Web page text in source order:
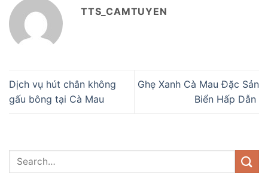
TTS_CAMTUYEN
Dịch vụ hút chân không
gấu bông tại Cà Mau
Ghẹ Xanh Cà Mau Đặc Sản
Biển Hấp Dẫn